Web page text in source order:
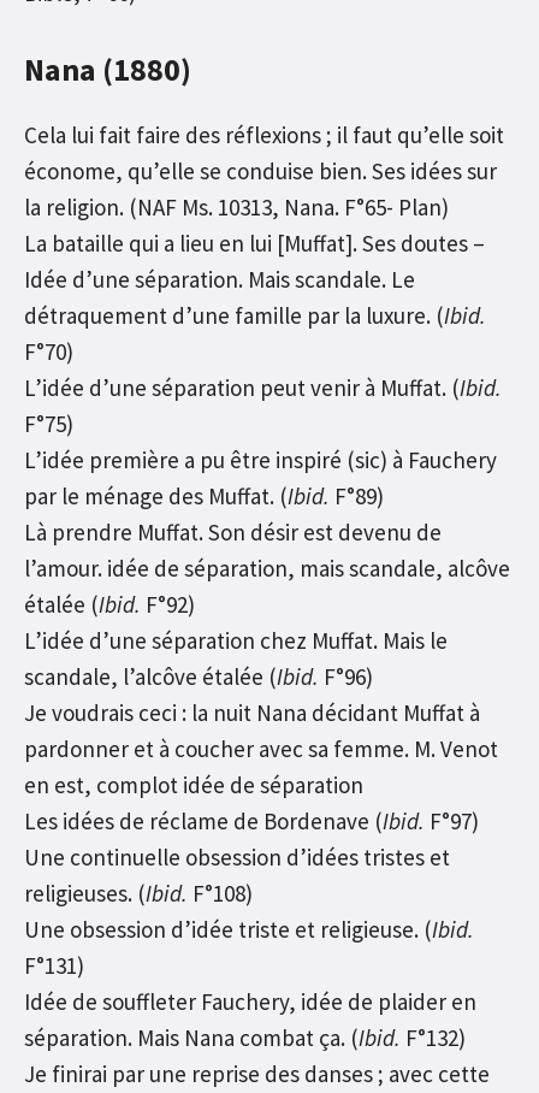
Nana (1880)
Cela lui fait faire des réflexions ; il faut qu’elle soit
économe, qu’elle se conduise bien. Ses idées sur
la religion. (NAF Ms. 10313, Nana. F°65- Plan)
La bataille qui a lieu en lui [Muffat]. Ses doutes –
Idée d’une séparation. Mais scandale. Le
détraquement d’une famille par la luxure. (Ibid.
F°70)
L’idée d’une séparation peut venir à Muffat. (Ibid.
F°75)
L’idée première a pu être inspiré (sic) à Fauchery
par le ménage des Muffat. (Ibid. F°89)
Là prendre Muffat. Son désir est devenu de
l’amour. idée de séparation, mais scandale, alcôve
étalée (Ibid. F°92)
L’idée d’une séparation chez Muffat. Mais le
scandale, l’alcôve étalée (Ibid. F°96)
Je voudrais ceci : la nuit Nana décidant Muffat à
pardonner et à coucher avec sa femme. M. Venot
en est, complot idée de séparation
Les idées de réclame de Bordenave (Ibid. F°97)
Une continuelle obsession d’idées tristes et
religieuses. (Ibid. F°108)
Une obsession d’idée triste et religieuse. (Ibid.
F°131)
Idée de souffleter Fauchery, idée de plaider en
séparation. Mais Nana combat ça. (Ibid. F°132)
Je finirai par une reprise des danses ; avec cette